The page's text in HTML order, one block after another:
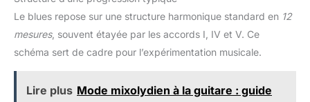
Le blues repose sur une structure harmonique standard en 12
mesures, souvent étayée par les accords I, IV et V. Ce
schéma sert de cadre pour l’expérimentation musicale.
Lire plus Mode mixolydien à la guitare : guide